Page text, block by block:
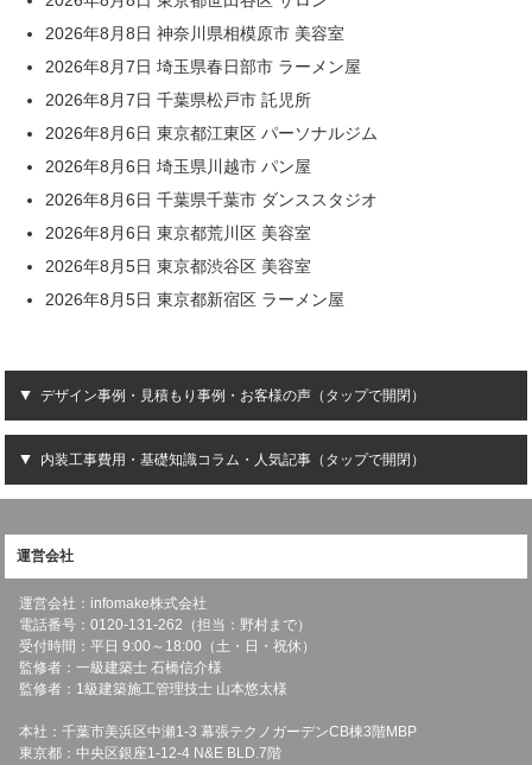
2026年8月8日 神奈川県相模原市 美容室
2026年8月7日 埼玉県春日部市 ラーメン屋
2026年8月7日 千葉県松戸市 託児所
2026年8月6日 東京都江東区 パーソナルジム
2026年8月6日 埼玉県川越市 パン屋
2026年8月6日 千葉県千葉市 ダンススタジオ
2026年8月6日 東京都荒川区 美容室
2026年8月5日 東京都渋谷区 美容室
2026年8月5日 東京都新宿区 ラーメン屋
デザイン事例・見積もり事例・お客様の声（タップで開閉）
内装工事費用・基礎知識コラム・人気記事（タップで開閉）
運営会社
運営会社：infomake株式会社
電話番号：0120-131-262（担当：野村まで）
受付時間：平日 9:00～18:00（土・日・祝休）
監修者：一級建築士 石橋信介様
監修者：1級建築施工管理技士 山本悠太様
本社：千葉市美浜区中瀬1-3 幕張テクノガーデンCB棟3階MBP
東京都：中央区銀座1-12-4 N&E BLD.7階